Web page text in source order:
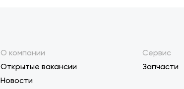
О компании
Открытые вакансии
Новости
Сервис
Запчасти